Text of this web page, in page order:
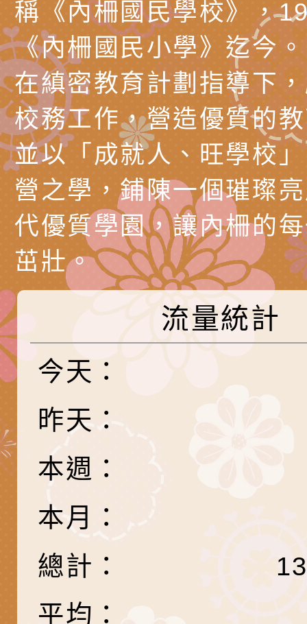
產期高風險孕產婦（
關懷計畫」說明1份
家長協會(以下稱該
「115年度『視界同
庭支持與分享系列講
場線上座談會」活動
檢送桃園市政府家庭
「小桃家3月課程資
檢送本府新聞處115
安全宣導標語播放表
宣導影像素材
檢送行政院新聞傳播
月份公共服務政策溝
其合輯一覽表1份（
https://reurl.cc/
檢送桃園市立慈文國
「115學年度體育班
明會」
函轉有關司法院辦理
制度宣導活動
財團法人人本教育文
擬舉辦『教出會思考
孩-2026森林小學巡
向AI對親子關係的挑
桃園市八德區大成國
辦「桃園市115學年
藝術才能音樂班鑑定
有關本局製作本市「
站學生心理關懷平臺
桃園市平鎮區忠貞國
辦「桃園市115學年
藝術才能國樂班鑑定
長說明會
轉知國立高雄師範大
「2026全國特殊教
學術研討會」暨徵稿
函轉內政部檢送修正
反詐宣導影片連結一
函轉內政部為強化社
詐知能及宣導檢察官
官制度中協助被害人
製作相關宣導短片
檢送本市馬祖新村眷
區「馬村設計實驗室
味．茶味》特展海報
信誼基金會於3／14
【父母也需要被照顧
育兒中找回內在安定
心怡心理師主講】線
座
有關本市學生輔導諮
下簡稱輔諮中心)辦
上半年高國中小學學
生諮詢服務
檢送「桃園市特殊教
緒及行為問題支持資
114學年度第2學期
檢送桃園市政府LCD
（圖）片
檢送桃園市政府LED
稱《內柵國民學校》，
《內柵國民小學》迄今。
在縝密教育計劃指導下
校務工作，營造優質的
並以「成就人、旺學校
營之學，鋪陳一個璀璨
代優質學園，讓內柵的
茁壯。
流量統計
今天：
昨天：
本週：
本月：
總計：
平均：